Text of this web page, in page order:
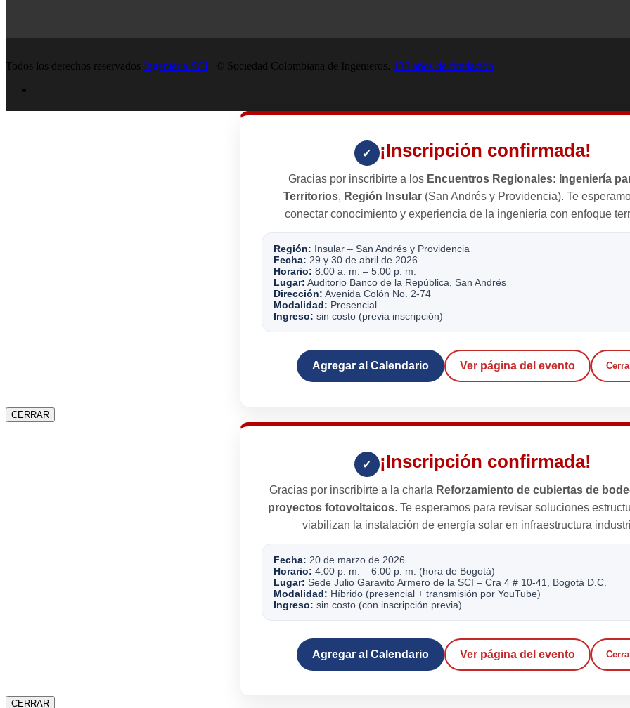
Todos los derechos reservados Ingenieria SCI | © Sociedad Colombiana de Ingenieros. 138 años de fundación
✓ ¡Inscripción confirmada!
Gracias por inscribirte a los Encuentros Regionales: Ingeniería
Territorios, Región Insular(San Andrés y Providencia). Te
conectar conocimiento y experiencia de la ingeniería con enfoque
Región: Insular – San Andrés y Providencia
Fecha: 29 y 30 de abril de 2026
Horario: 8:00 a. m. – 5:00 p. m.
Lugar: Auditorio Banco de la República, San Andrés
Dirección: Avenida Colón No. 2-74
Modalidad: Presencial
Ingreso: sin costo (previa inscripción)
Agregar al Calendario Ver página del evento
CERRAR
✓ ¡Inscripción confirmada!
Gracias por inscribirte a la charla Reforzamiento de cubiertas de
proyectos fotovoltaicos. Te esperamos para revisar soluciones
viabilizan la instalación de energía solar en infraestructura
Fecha: 20 de marzo de 2026
Horario: 4:00 p. m. – 6:00 p. m. (hora de Bogotá)
Lugar: Sede Julio Garavito Armero de la SCI – Cra 4 # 10-41, Bogotá D.C.
Modalidad: Híbrido (presencial + transmisión por YouTube)
Ingreso: sin costo (con inscripción previa)
Agregar al Calendario Ver página del evento
CERRAR